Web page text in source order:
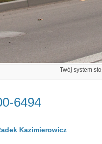
Twój system
6494
Kazimierowicz